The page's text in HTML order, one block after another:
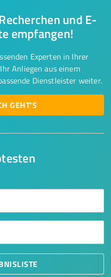
und E-
empfangen!
Experten in Ihrer
Anliegen aus einem
Dienstleister weiter.
GEHT'S